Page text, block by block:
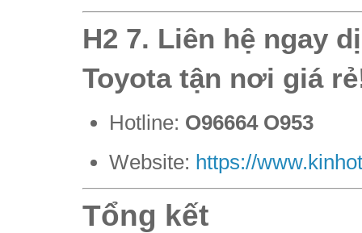
H2 7. Liên hệ ngay
Toyota tận nơi giá
Hotline: O96664 O953
Website: https://
Tổng kết